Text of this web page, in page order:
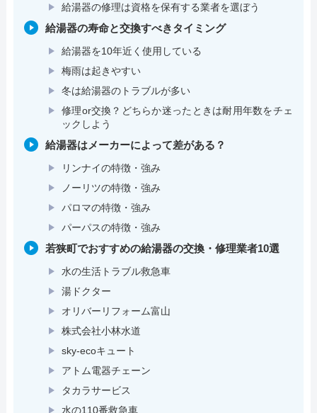
給湯器の修理は資格を保有する業者を選ぼう
給湯器の寿命と交換すべきタイミング
給湯器を10年近く使用している
梅雨は起きやすい
冬は給湯器のトラブルが多い
修理or交換？どちらか迷ったときは耐用年数をチェ
ックしよう
給湯器はメーカーによって差がある？
リンナイの特徴・強み
ノーリツの特徴・強み
パロマの特徴・強み
パーパスの特徴・強み
若狭町でおすすめの給湯器の交換・修理業者10選
水の生活トラブル救急車
湯ドクター
オリバーリフォーム富山
株式会社小林水道
sky-ecoキュート
アトム電器チェーン
タカラサービス
水の110番救急車